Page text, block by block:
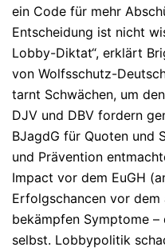
ein Code für mehr
Entscheidung ist nicht
Lobby-Diktat“, erklärt
von Wolfsschutz-
tarnt Schwächen, um
DJV und DBV fordern
BJagdG für Quoten und
und Prävention
Impact vor dem EuGH
Erfolgschancen vor
bekämpfen Symptome
selbst. Lobbypolitik